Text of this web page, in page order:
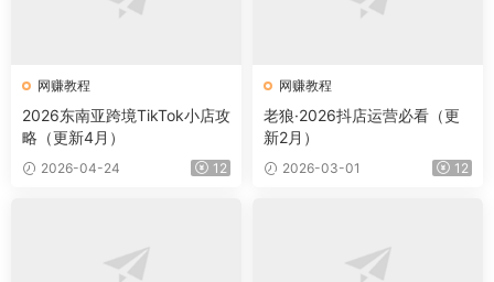
网赚教程
2026东南亚跨境TikTok小店攻
略（更新4月）
2026-04-24 12
网赚教程
老狼·2026抖店运营必看（更
新2月）
2026-03-01 12